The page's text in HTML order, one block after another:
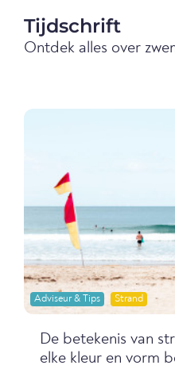
Tijdschrift
Ontdek alles over
Adviseur & Tips Strand
De betekenis van
elke kleur en vorm